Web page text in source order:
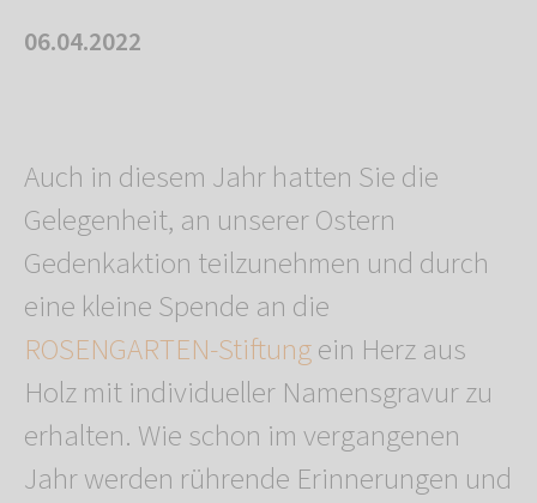
06.04.2022
Auch in diesem Jahr hatten Sie die
Gelegenheit, an unserer Ostern
Gedenkaktion teilzunehmen und durch
eine kleine Spende an die
ROSENGARTEN-Stiftungein Herz aus
Holz mit individueller Namensgravur zu
erhalten. Wie schon im vergangenen
Jahr werden rührende Erinnerungen und